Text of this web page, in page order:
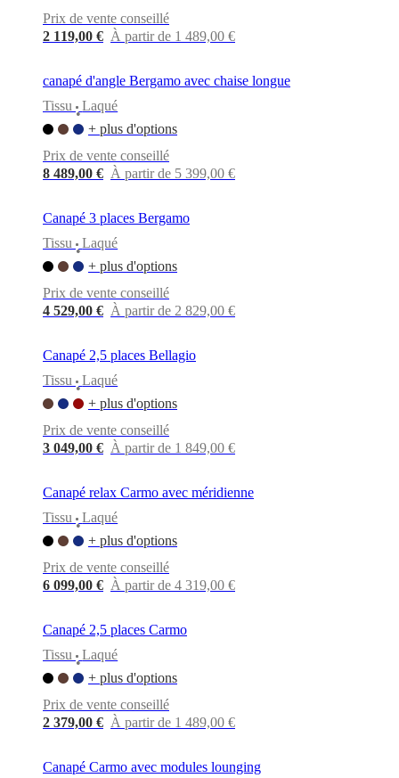
Prix de vente conseillé
2 119,00 € À partir de 1 489,00 €
canapé d'angle Bergamo avec chaise longue
Tissu
•
Laqué
+ plus d'options
Prix de vente conseillé
8 489,00 € À partir de 5 399,00 €
Canapé 3 places Bergamo
Tissu
•
Laqué
+ plus d'options
Prix de vente conseillé
4 529,00 € À partir de 2 829,00 €
Canapé 2,5 places Bellagio
Tissu
•
Laqué
+ plus d'options
Prix de vente conseillé
3 049,00 € À partir de 1 849,00 €
Canapé relax Carmo avec méridienne
Tissu
•
Laqué
+ plus d'options
Prix de vente conseillé
6 099,00 € À partir de 4 319,00 €
Canapé 2,5 places Carmo
Tissu
•
Laqué
+ plus d'options
Prix de vente conseillé
2 379,00 € À partir de 1 489,00 €
Canapé Carmo avec modules lounging